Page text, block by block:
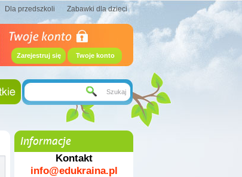
Dla przedszkoli Zabawki dla dzieci
Zarejestruj się Twoje konto
Informacje
Kontakt
info@edukraina.pl